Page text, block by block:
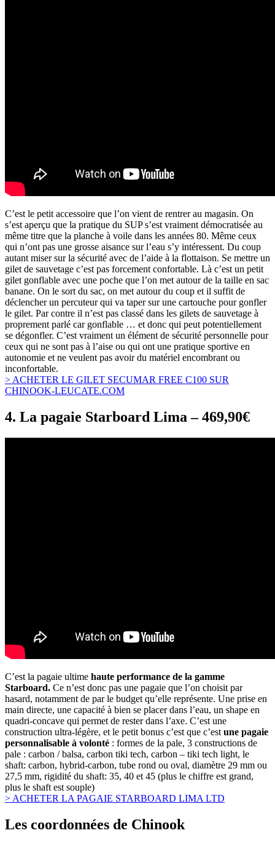
C’est le petit accessoire que l’on vient de rentrer au magasin. On
s’est aperçu que la pratique du SUP s’est vraiment démocratisée au
même titre que la planche à voile dans les années 80. Même ceux
qui n’ont pas une grosse aisance sur l’eau s’y intéressent. Du coup
autant miser sur la sécurité avec de l’aide à la flottaison. Se mettre un
gilet de sauvetage c’est pas forcement confortable. Là c’est un petit
gilet gonflable avec une poche que l’on met autour de la taille en sac
banane. On le sort du sac, on met autour du coup et il suffit de
déclencher un percuteur qui va taper sur une cartouche pour gonfler
le gilet. Par contre il n’est pas classé dans les gilets de sauvetage à
proprement parlé car gonflable … et donc qui peut potentiellement
se dégonfler. C’est vraiment un élément de sécurité personnelle pour
ceux qui ne sont pas à l’aise ou qui ont une pratique sportive en
autonomie et ne veulent pas avoir du matériel encombrant ou
inconfortable.
> ACHETER LE GILET SECUMAR FREE C100 SUR
CHINOOK-LEUCATE.COM
4. La pagaie Starboard Lima – 469,90€
C’est la pagaie ultime haute performance de la gamme
Starboard. Ce n’est donc pas une pagaie que l’on choisit par
hasard, notamment de par le budget qu’elle représente. Une prise en
main directe, une capacité à bien se placer dans l’eau, un shape en
quadri-concave qui permet de rester dans l’axe. C’est une
construction ultra-légère, et le petit bonus c’est que c’est une pagaie
personnalisable à volonté : formes de la pale, 3 constructions de
pale : carbon / balsa, carbon tiki tech, carbon – tiki tech light, le
shaft: carbon, hybrid-carbon, tube rond ou oval, diamètre 29 mm ou
27,5 mm, rigidité du shaft: 35, 40 et 45 (plus le chiffre est grand,
plus le shaft est souple)
> ACHETER LA PAGAIE STARBOARD LIMA LTD
Les coordonnées de Chinook